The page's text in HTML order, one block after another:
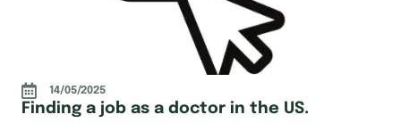
14/05/2025
Finding a job as a doctor in the US.